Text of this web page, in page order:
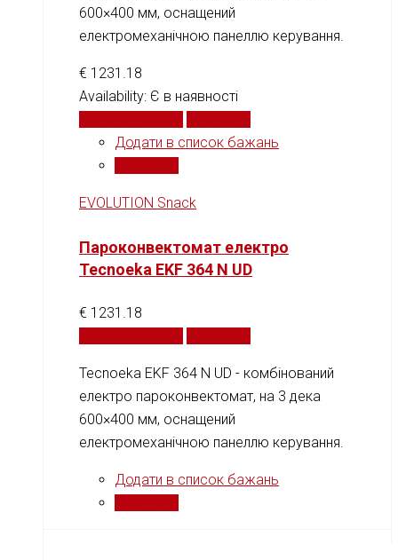
600×400 мм, оснащений
електромеханічною панеллю керування.
€ 1231.18
Availability: Є в наявності
Додати в список бажань
EVOLUTION Snack
Пароконвектомат електро
Tecnoeka EKF 364 N UD
€ 1231.18
Tecnoeka EKF 364 N UD - комбінований
електро пароконвектомат, на 3 дека
600×400 мм, оснащений
електромеханічною панеллю керування.
Додати в список бажань